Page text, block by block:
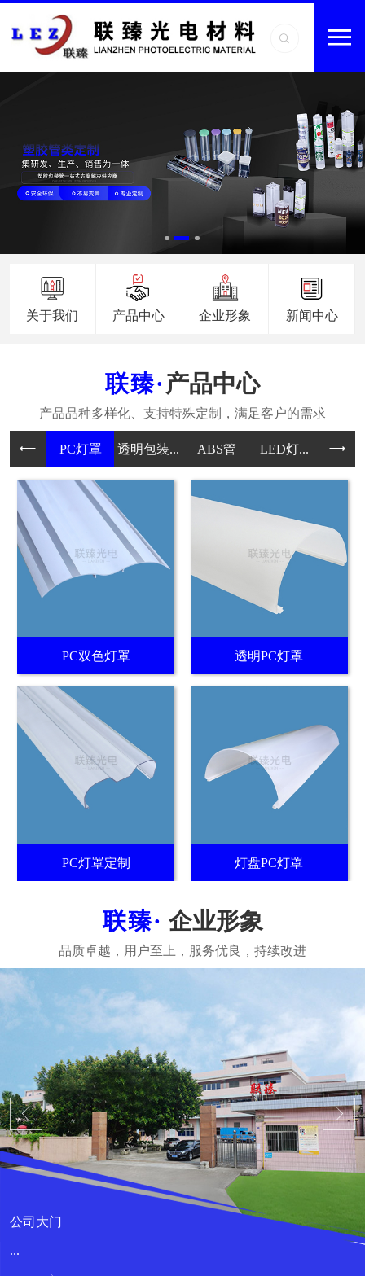
关于我们 产品中心 企业形象 新闻中心
产品中心
PC灯罩 透明包装... ABS管 LED灯... PC
PC双色灯罩 透明PC灯罩
PC灯罩定制 灯盘PC灯罩
企业形象
公司大门
...